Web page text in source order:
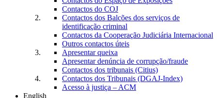
Contactos do COJ
Contactos dos Balcões dos serviços de
identificação criminal
Contactos da Cooperação Judiciária Internacional
Outros contactos úteis
Apresentar queixa
Apresentar denúncia de corrupção/fraude
Contactos dos tribunais (Citius)
Contactos dos Tribunais (DGAJ-Index)
Acesso à justiça – ACM
English